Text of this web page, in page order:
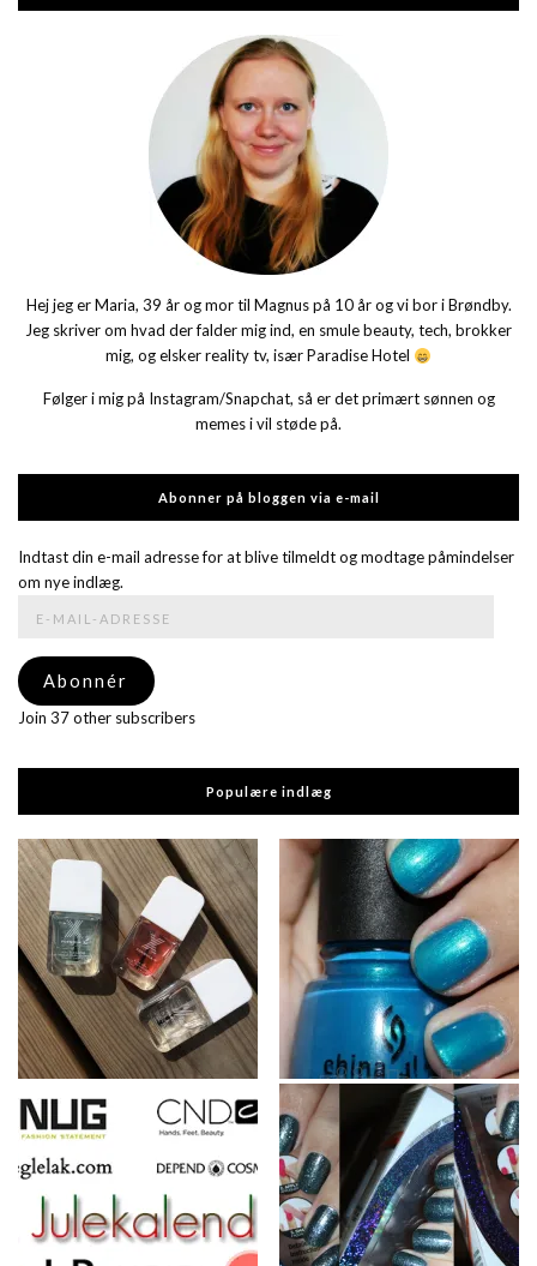
Hej jeg er Maria, 39 år og mor til Magnus på 10 år og vi bor i Brøndby.
Jeg skriver om hvad der falder mig ind, en smule beauty, tech, brokker
mig, og elsker reality tv, især Paradise Hotel
Følger i mig på Instagram/Snapchat, så er det primært sønnen og
memes i vil støde på.
Abonner på bloggen via e-mail
Indtast din e-mail adresse for at blive tilmeldt og modtage påmindelser
om nye indlæg.
adresse
Abonnér
Join 37 other subscribers
Populære indlæg